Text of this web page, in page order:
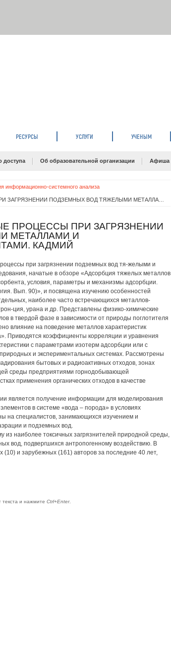
РЕСУРСЫ УСЛУГИ УЧЕНЫМ
доступа Об образовательной организации Афиша
информационно-системного анализа
ПРОЦЕССЫ ПРИ ЗАГРЯЗНЕНИИ
МЕТАЛЛАМИ И
КАДМИЙ
при загрязнении подземных вод тя-желыми и
начатые в обзоре «Адсорбция тяжелых металлов
условия, параметры и механизмы адсорбции.
Вып. 90)», и посвящена изучению особенностей
наиболее часто встречающихся металлов-
ция, урана и др. Представлены физико-химические
в твердой фазе в зависимости от природы поглотителя
влияние на поведение металлов характеристик
Приводятся коэффициенты корреляции и уравнения
с параметрами изотерм адсорбции или с
и экспериментальных системах. Рассмотрены
бытовых и радиоактивных отходов, зонах
среды предприятиями горнодобывающей
применения органических отходов в качестве
является получение информации для моделирования
в системе «вода – порода» в условиях
на специалистов, занимающихся изучением и
и подземных вод.
наиболее токсичных загрязнителей природной среды,
вод, подвергшихся антропогенному воздействию. В
(10) и зарубежных (161) авторов за последние 40 лет,
и нажмите Ctrl+Enter.